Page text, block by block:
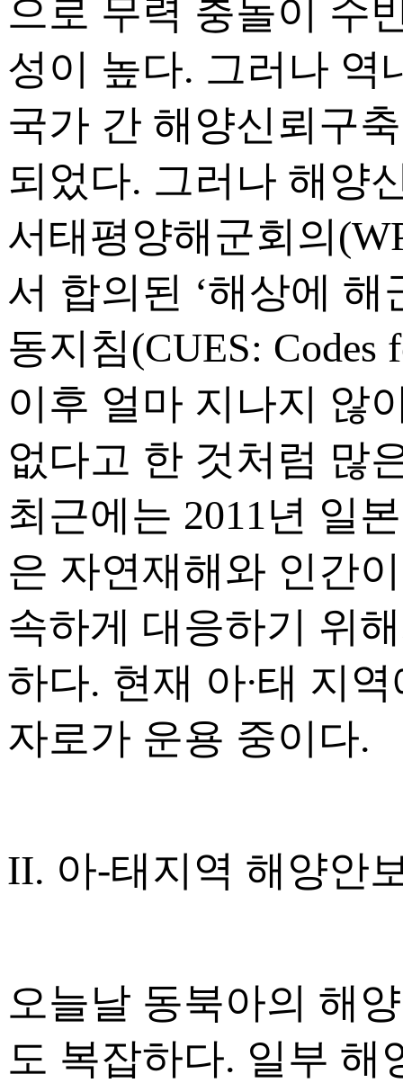
으로 무력 충돌이 수
성이 높다. 그러나 역
국가 간 해양신뢰구
되었다. 그러나 해양
서태평양해군회의
서 합의된 ‘해상에
동지침(CUES: Codes
이후 얼마 지나지 않
없다고 한 것처럼 많
최근에는 2011년 일
은 자연재해와 인간
속하게 대응하기 위
하다. 현재 아∙태 지
자로가 운용 중이다.
II. 아-태지역 해양안
오늘날 동북아의 해
도 복잡하다. 일부 해